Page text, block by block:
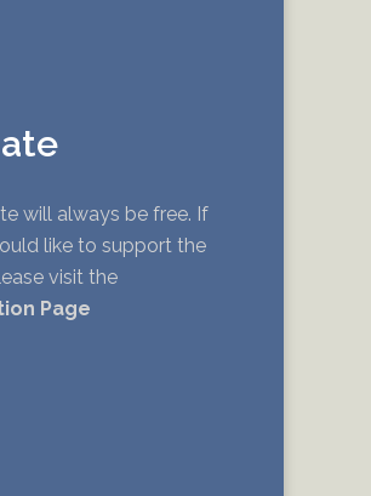
will always be free. If
like to support the
visit the
Page